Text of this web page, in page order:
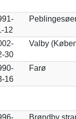
12
30
Valby
16
Farø
Brøndby